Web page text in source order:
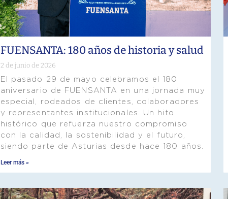
FUENSANTA: 180 años de historia y salud
2 de junio de 2026
El pasado 29 de mayo celebramos el 180
aniversario de FUENSANTA en una jornada muy
especial, rodeados de clientes, colaboradores
y representantes institucionales. Un hito
histórico que refuerza nuestro compromiso
con la calidad, la sostenibilidad y el futuro,
siendo parte de Asturias desde hace 180 años.
Leer más »